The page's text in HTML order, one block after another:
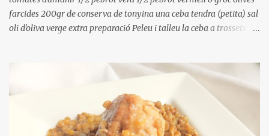
farcides 200gr de conserva de tonyina una ceba tendra (petita) sal
oli d'oliva verge extra preparació Peleu i talleu la ceba a trossets i
Renteu les tomates i talleu-les a octaus. Talleu les olives a
rodanxes. Una hora abans de portar a la taula, poseu els cigrons,
ben escorreguts, en un bol, amb la resta d'ingredients: les tomates,
el pebrot, la ceba, (escorreguda), les olives i la tonyina esmicolada.
Amaniu amb sal i oli... bon profit!!